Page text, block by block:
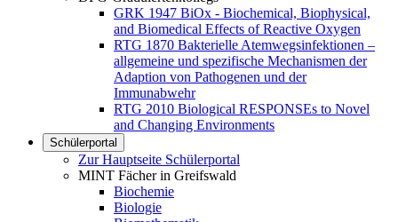
GRK 1947 BiOx - Biochemical, Biophysical,
and Biomedical Effects of Reactive Oxygen
RTG 1870 Bakterielle Atemwegsinfektionen –
allgemeine und spezifische Mechanismen der
Adaption von Pathogenen und der
Immunabwehr
RTG 2010 Biological RESPONSEs to Novel
and Changing Environments
Schülerportal
Zur Hauptseite Schülerportal
MINT Fächer in Greifswald
Biochemie
Biologie